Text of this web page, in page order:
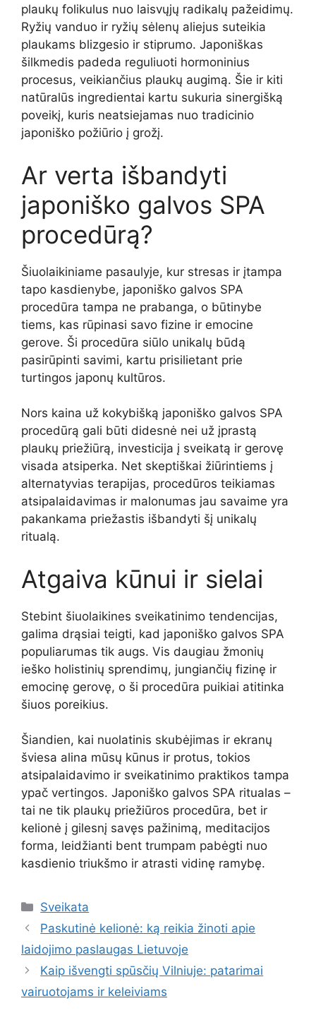
plaukų folikulus nuo laisvųjų radikalų pažeidimų.
Ryžių vanduo ir ryžių sėlenų aliejus suteikia
plaukams blizgesio ir stiprumo. Japoniškas
šilkmedis padeda reguliuoti hormoninius
procesus, veikiančius plaukų augimą. Šie ir kiti
natūralūs ingredientai kartu sukuria sinergišką
poveikį, kuris neatsiejamas nuo tradicinio
japoniško požiūrio į grožį.
Ar verta išbandyti
japoniško galvos SPA
procedūrą?
Šiuolaikiniame pasaulyje, kur stresas ir įtampa
tapo kasdienybe, japoniško galvos SPA
procedūra tampa ne prabanga, o būtinybe
tiems, kas rūpinasi savo fizine ir emocine
gerove. Ši procedūra siūlo unikalų būdą
pasirūpinti savimi, kartu prisilietant prie
turtingos japonų kultūros.
Nors kaina už kokybišką japoniško galvos SPA
procedūrą gali būti didesnė nei už įprastą
plaukų priežiūrą, investicija į sveikatą ir gerovę
visada atsiperka. Net skeptiškai žiūrintiems į
alternatyvias terapijas, procedūros teikiamas
atsipalaidavimas ir malonumas jau savaime yra
pakankama priežastis išbandyti šį unikalų
ritualą.
Atgaiva kūnui ir sielai
Stebint šiuolaikines sveikatinimo tendencijas,
galima drąsiai teigti, kad japoniško galvos SPA
populiarumas tik augs. Vis daugiau žmonių
ieško holistinių sprendimų, jungiančių fizinę ir
emocinę gerovę, o ši procedūra puikiai atitinka
šiuos poreikius.
Šiandien, kai nuolatinis skubėjimas ir ekranų
šviesa alina mūsų kūnus ir protus, tokios
atsipalaidavimo ir sveikatinimo praktikos tampa
ypač vertingos. Japoniško galvos SPA ritualas –
tai ne tik plaukų priežiūros procedūra, bet ir
kelionė į gilesnį savęs pažinimą, meditacijos
forma, leidžianti bent trumpam pabėgti nuo
kasdienio triukšmo ir atrasti vidinę ramybę.
Kategorijos
Sveikata
Paskutinė kelionė: ką reikia žinoti apie
laidojimo paslaugas Lietuvoje
Kaip išvengti spūsčių Vilniuje: patarimai
vairuotojams ir keleiviams